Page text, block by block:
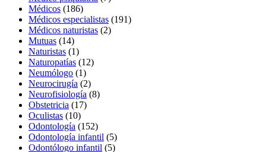
Médicos (186)
Médicos especialistas (191)
Médicos naturistas (2)
Mutuas (14)
Naturistas (1)
Naturopatías (12)
Neumólogo (1)
Neurocirugía (2)
Neurofisiología (8)
Obstetricia (17)
Oculistas (10)
Odontología (152)
Odontología infantil (5)
Odontólogo infantil (5)